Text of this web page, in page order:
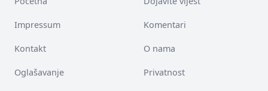
Impressum Komentari
Kontakt O nama
Oglašavanje Privatnost